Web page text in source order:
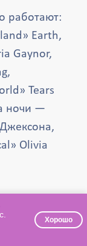
работают:
Earth,
Gaynor,
Tears
ночи —
Olivia
алыхХорошо